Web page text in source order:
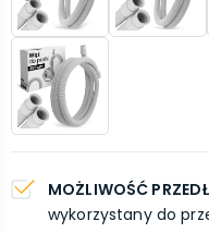
MOŻLIWOŚĆ
wykorzystany do